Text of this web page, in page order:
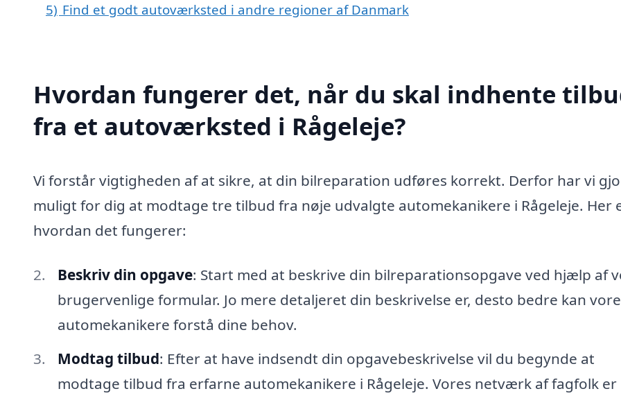
5) Find et godt autoværksted i andre regioner af Danmark
Hvordan fungerer det, når du skal indhente
fra et autoværksted i Rågeleje?
Vi forstår vigtigheden af at sikre, at din bilreparation udføres korrekt. Derfor har vi
muligt for dig at modtage tre tilbud fra nøje udvalgte automekanikere i Rågeleje. Her
hvordan det fungerer:
Beskriv din opgave: Start med at beskrive din bilreparationsopgave ved hjælp af
brugervenlige formular. Jo mere detaljeret din beskrivelse er, desto bedre kan
automekanikere forstå dine behov.
Modtag tilbud: Efter at have indsendt din opgavebeskrivelse vil du begynde at
modtage tilbud fra erfarne automekanikere i Rågeleje. Vores netværk af fagfolk er